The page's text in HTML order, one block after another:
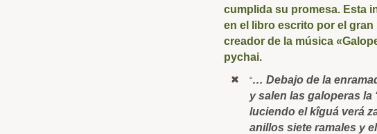
cumplida su promesa. Esta
en el libro escrito por el
creador de la música
pychai.
“… Debajo de la
y salen las galoperas la
luciendo el kîguá verá
anillos siete ramales y